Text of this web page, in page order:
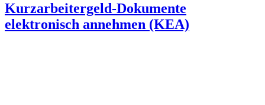
Kurzarbeitergeld-Dokumente
elektronisch annehmen (KEA)